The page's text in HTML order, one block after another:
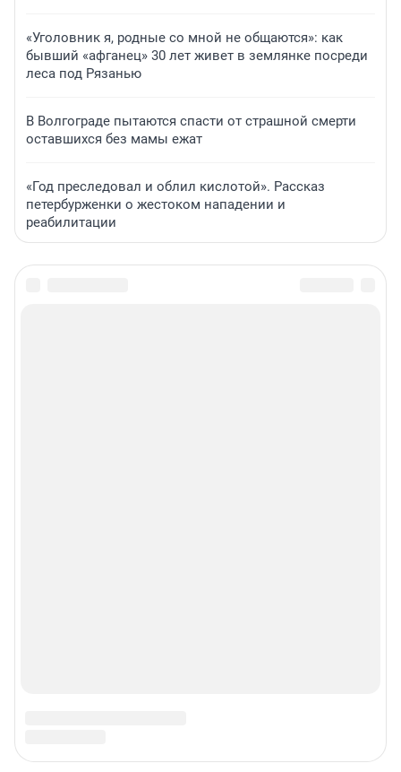
«Уголовник я, родные со мной не общаются»: как
бывший «афганец» 30 лет живет в землянке посреди
леса под Рязанью
В Волгограде пытаются спасти от страшной смерти
оставшихся без мамы ежат
«Год преследовал и облил кислотой». Рассказ
петербурженки о жестоком нападении и
реабилитации